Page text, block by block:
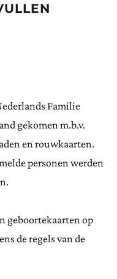
Familie
gekomen m.b.v.
en rouwkaarten.
personen werden
geboortekaarten op
de regels van de